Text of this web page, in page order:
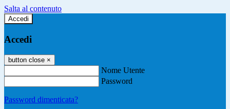
Salta al contenuto
Accedi
Accedi
button close ×
Nome Utente
Password
Password dimenticata?